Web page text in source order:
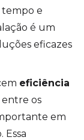
tempo e
é um
eficazes
eficiência
os
em
Essa